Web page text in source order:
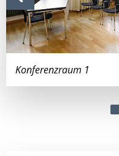
Konferenzraum 1